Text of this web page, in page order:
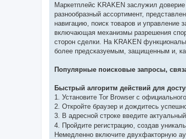
Маркетплейс KRAKEN заслужил
разнообразный ассортимент,
навигацию, поиск товаров и управление
включающая механизмы разрешения
сторон сделки. На KRAKEN
более предсказуемым, защищенным и,
Популярные поисковые запросы,
Быстрый алгоритм действий для
1. Установите Tor Browser с
2. Откройте браузер и дождитесь
3. В адресной строке введите
4. Пройдите регистрацию, создав
Немедленно включите двухфакторную